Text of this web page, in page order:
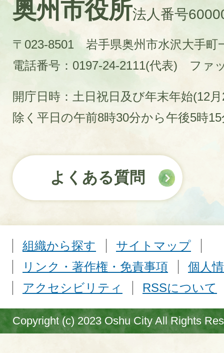
奥州市役所法人番号
〒023-8501 岩手県奥州市水沢大手町
電話番号：0197-24-2111(代表)
ファ
開庁日時：土日祝日及び年末年始(12
除く平日の午前8時30分から午後5時
よくある質問
組織から探す
サイトマップ
リンク・著作権・免責事項
個人
アクセシビリティ
RSSについて
Copyright (c) 2023 Oshu City All Rights